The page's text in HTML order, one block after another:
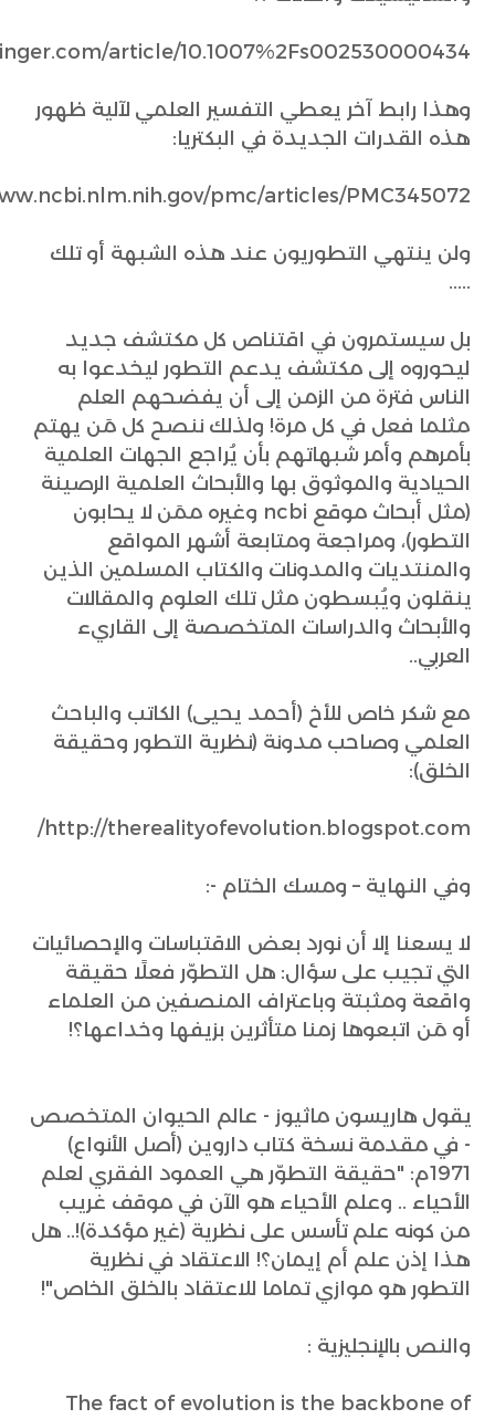
article/10.1007%2Fs002530000434
وهذا رابط آخر يعطي التفسير العلمي لآلية ظهور
هذه القدرات الجديدة في البكتريا:
pmc/articles/PMC345072/
ولن ينتهي التطوريون عند هذه الشبهة أو تلك
.....
بل سيستمرون في اقتناص كل مكتشف جديد
ليحوروه إلى مكتشف يدعم التطور ليخدعوا به
الناس فترة من الزمن إلى أن يفضحهم العلم
مثلما فعل في كل مرة! ولذلك ننصح كل مَن يهتم
بأمرهم وأمر شبهاتهم بأن يُراجع الجهات العلمية
الحيادية والموثوق بها والأبحاث العلمية الرصينة
(مثل أبحاث موقع ncbi وغيره ممَن لا يحابون
التطور)، ومراجعة ومتابعة أشهر المواقع
والمنتديات والمدونات والكتاب المسلمين الذين
ينقلون ويُبسطون مثل تلك العلوم والمقالات
والأبحاث والدراسات المتخصصة إلى القاريء
العربي..
مع شكر خاص للأخ (أحمد يحيى) الكاتب والباحث
العلمي وصاحب مدونة (نظرية التطور وحقيقة
الخلق):
http://therealityofevolution.blogspot.com/
وفي النهاية – ومسك الختام -:
لا يسعنا إلا أن نورد بعض الاقتباسات والإحصائيات
التي تجيب على سؤال: هل التطوّر فعلًا حقيقة
واقعة ومثبتة وباعتراف المنصفين من العلماء
أو مَن اتبعوها زمنا متأثرين بزيفها وخداعها؟!
يقول هاريسون ماثيوز - عالم الحيوان المتخصص
- في مقدمة نسخة كتاب داروين (أصل الأنواع)
1971م: "حقيقة التطوّر هي العمود الفقري لعلم
الأحياء .. وعلم الأحياء هو الآن في موقف غريب
من كونه علم تأسس على نظرية (غير مؤكدة)!.. هل
هذا إذن علم أم إيمان؟! الاعتقاد في نظرية
التطور هو موازي تماما للاعتقاد بالخلق الخاص"!
والنص بالإنجليزية :
The fact of evolution is the backbone of